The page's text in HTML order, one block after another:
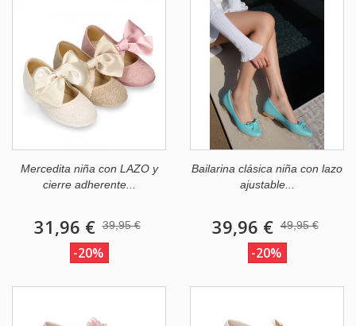
Mercedita niña con LAZO y
cierre adherente...
31,96 € 39,95 €
-20%
Bailarina clásica niña con lazo
ajustable...
39,96 € 49,95 €
-20%